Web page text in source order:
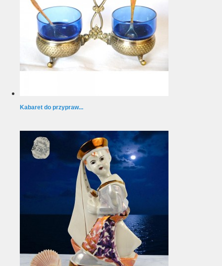
Kabaret do przypraw...